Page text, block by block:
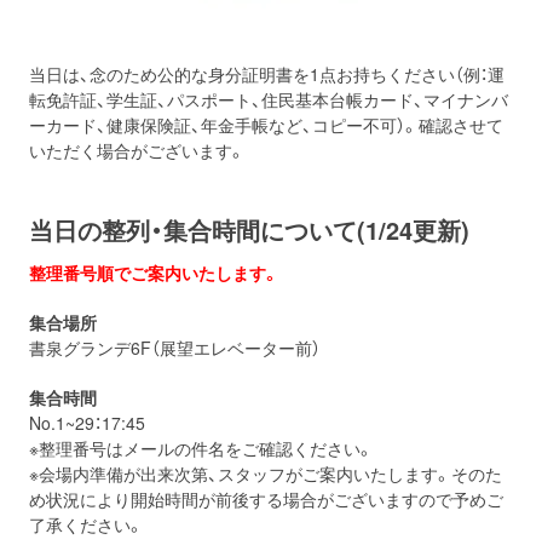
当日は、念のため公的な身分証明書を1点お持ちください（例：運
転免許証、学生証、パスポート、住民基本台帳カード、マイナンバ
ーカード、健康保険証、年金手帳など、コピー不可）。確認させて
いただく場合がございます。
当日の整列・集合時間について(1/24更新)
整理番号順でご案内いたします。
集合場所
書泉グランデ6F（展望エレベーター前）
集合時間
No.1~29：17:45
※整理番号はメールの件名をご確認ください。
※会場内準備が出来次第、スタッフがご案内いたします。そのた
め状況により開始時間が前後する場合がございますので予めご
了承ください。